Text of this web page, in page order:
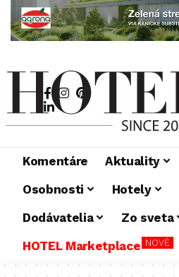
Komentáre Aktuality
Osobnosti
Hotely
Dodávatelia
Zo sveta
HOTEL Marketplace NOVÉ